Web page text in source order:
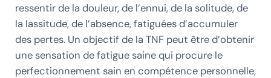
ressentir de la douleur, de l’ennui, de la solitude, de
la lassitude, de l’absence, fatiguées d’accumuler
des pertes. Un objectif de la TNF peut être d’obtenir
une sensation de fatigue saine qui procure le
perfectionnement sain en compétence personnelle,